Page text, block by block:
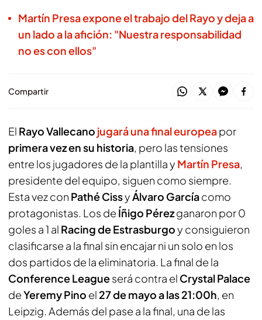
Martín Presa expone el trabajo del Rayo y deja a
un lado a la afición: "Nuestra responsabilidad
no es con ellos"
Compartir
El Rayo Vallecano jugará una final europeapor
primera vez en su historia, pero las tensiones
entre los jugadores de la plantilla y Martín Presa,
presidente del equipo, siguen como siempre.
Esta vez con Pathé CissyÁlvaro Garcíacomo
protagonistas. Los de Íñigo Pérezganaron por 0
goles a 1 al Racing de Estrasburgoy consiguieron
clasificarse a la final sin encajar ni un solo en los
dos partidos de la eliminatoria. La final de la
Conference Leagueserá contra el Crystal Palace
deYeremy Pino el 27 de mayo a las 21:00h, en
Leipzig. Además del pase a la final, una de las